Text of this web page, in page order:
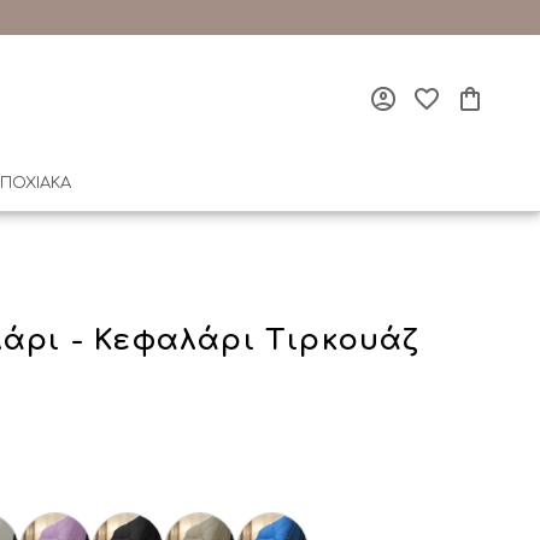
- Κεφαλάρι Τιρκουάζ